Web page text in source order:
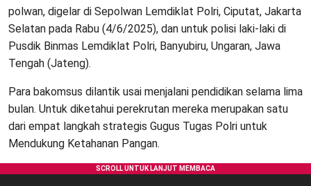
polwan, digelar di Sepolwan Lemdiklat Polri, Ciputat, Jakarta
Selatan pada Rabu (4/6/2025), dan untuk polisi laki-laki di
Pusdik Binmas Lemdiklat Polri, Banyubiru, Ungaran, Jawa
Tengah (Jateng).
Para bakomsus dilantik usai menjalani pendidikan selama lima
bulan. Untuk diketahui perekrutan mereka merupakan satu
dari empat langkah strategis Gugus Tugas Polri untuk
Mendukung Ketahanan Pangan.